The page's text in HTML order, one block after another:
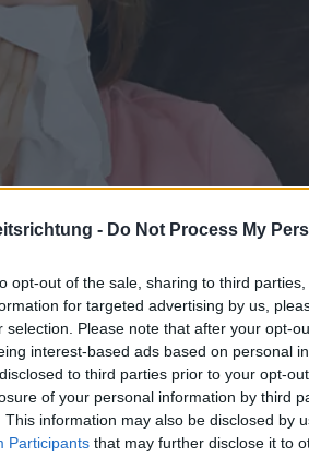
- Do Not Process My
opt-out of the sale, sharing to third
for targeted advertising by us,
selection. Please note that after your opt-
interest-based ads based on personal
to third parties prior to your opt-
of your personal information by third
This information may also be disclosed by
Participants that may further disclose it to